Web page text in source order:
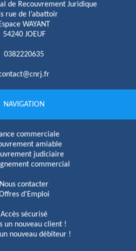
de Recouvrement Juridique
rue de l’abattoir
WAYANT
54240 JOEUF
0382220635
NAVIGATION
commerciale
amiable
judiciaire
commercial
Nous contacter
d'Emploi
Accès sécurisé
un nouveau client !
nouveau débiteur !